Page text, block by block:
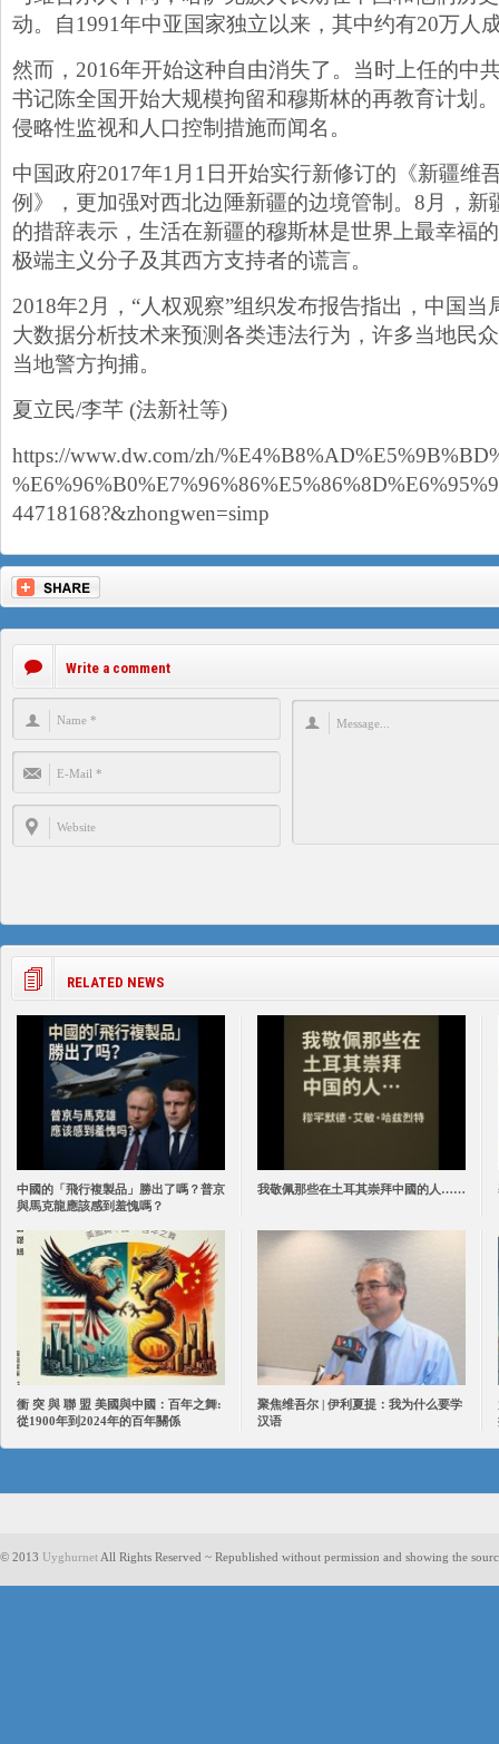
动。自1991年中亚国家独立以来，其中约有20万人
然而，2016年开始这种自由消失了。当时上任的中
书记陈全国开始大规模拘留和穆斯林的再教育计划
侵略性监视和人口控制措施而闻名。
中国政府2017年1月1日开始实行新修订的《新疆维
例》，更加强对西北边陲新疆的边境管制。8月，新
的措辞表示，生活在新疆的穆斯林是世界上最幸福
极端主义分子及其西方支持者的谎言。
2018年2月，“人权观察”组织发布报告指出，中国
大数据分析技术来预测各类违法行为，许多当地民
当地警方拘捕。
夏立民/李芊 (法新社等)
https://www.dw.com/zh/
44718168?&zhongwen=simp
Write a comment
RELATED NEWS
中國的「飛行複製品」勝出了嗎？普京
與馬克龍應該感到羞愧嗎？
我敬佩那些在土耳其崇拜中國的人……
衝 突 與 聯 盟 美國與中國：百年之舞:
從1900年到2024年的百年關係
聚焦维吾尔 | 伊利夏提：我为什么要学
汉语
© 2013 Uyghurnet All Rights Reserved ~ Republished without permission and showing the